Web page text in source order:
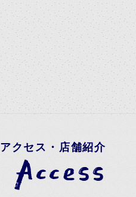
アクセス・店舗紹介
Access